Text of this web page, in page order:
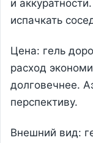
и
испачкать
Цена: гель
расход
долговечнее.
перспективу.
Внешний вид: